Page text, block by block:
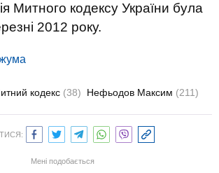
Митного кодексу України була
2012 року.
кодекс (38) Нефьодов Максим (211)
Мені подобається